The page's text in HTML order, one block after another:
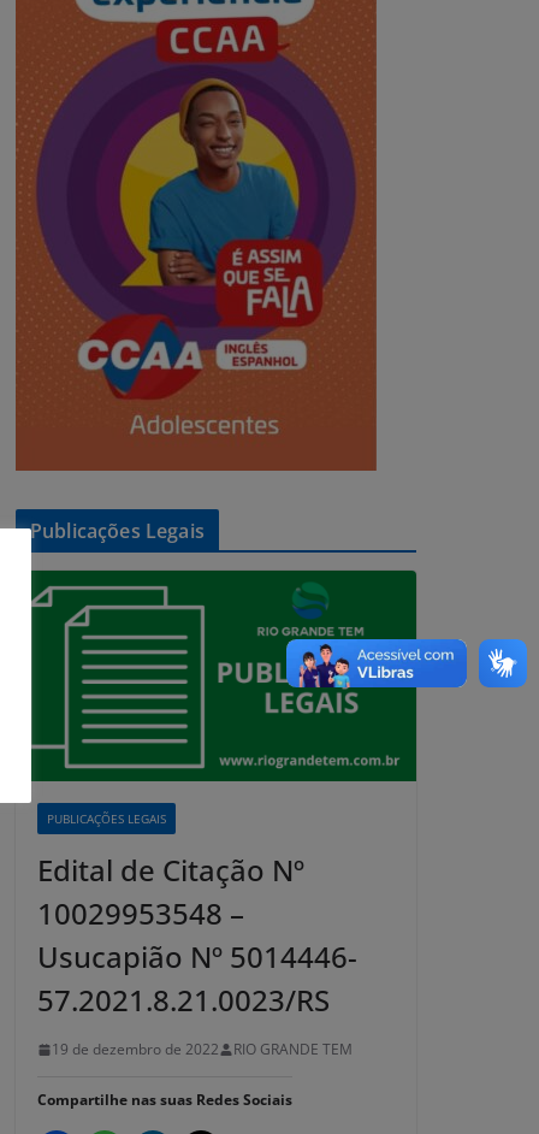
Publicações Legais
PUBLICAÇÕES LEGAIS
Edital de Citação Nº
10029953548 –
Usucapião Nº 5014446-
57.2021.8.21.0023/RS
19 de dezembro de 2022 RIO GRANDE TEM
Compartilhe nas suas Redes Sociais